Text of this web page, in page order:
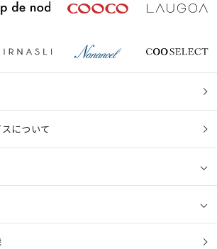
について